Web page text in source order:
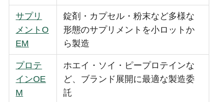
サプリ
メントO
EM
錠剤・カプセル・粉末など多様な
形態のサプリメントを小ロットか
ら製造
プロテ
インOE
M
ホエイ・ソイ・ピープロテインな
ど、ブランド展開に最適な製造委
託